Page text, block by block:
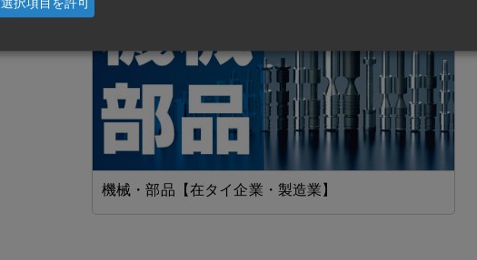
機械・部品【在タイ企業・製造業】
選択項目を許可